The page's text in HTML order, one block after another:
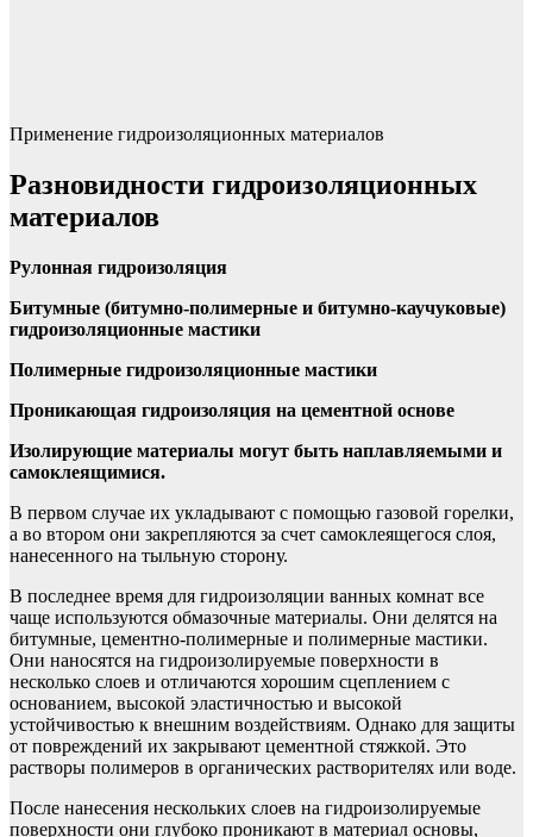
Применение гидроизоляционных материалов
Разновидности гидроизоляционных
материалов
Рулонная гидроизоляция
Битумные (битумно-полимерные и битумно-каучуковые)
гидроизоляционные мастики
Полимерные гидроизоляционные мастики
Проникающая гидроизоляция на цементной основе
Изолирующие материалы могут быть наплавляемыми и
самоклеящимися.
В первом случае их укладывают с помощью газовой горелки,
а во втором они закрепляются за счет самоклеящегося слоя,
нанесенного на тыльную сторону.
В последнее время для гидроизоляции ванных комнат все
чаще используются обмазочные материалы. Они делятся на
битумные, цементно-полимерные и полимерные мастики.
Они наносятся на гидроизолируемые поверхности в
несколько слоев и отличаются хорошим сцеплением с
основанием, высокой эластичностью и высокой
устойчивостью к внешним воздействиям. Однако для защиты
от повреждений их закрывают цементной стяжкой. Это
растворы полимеров в органических растворителях или воде.
После нанесения нескольких слоев на гидроизолируемые
поверхности они глубоко проникают в материал основы,